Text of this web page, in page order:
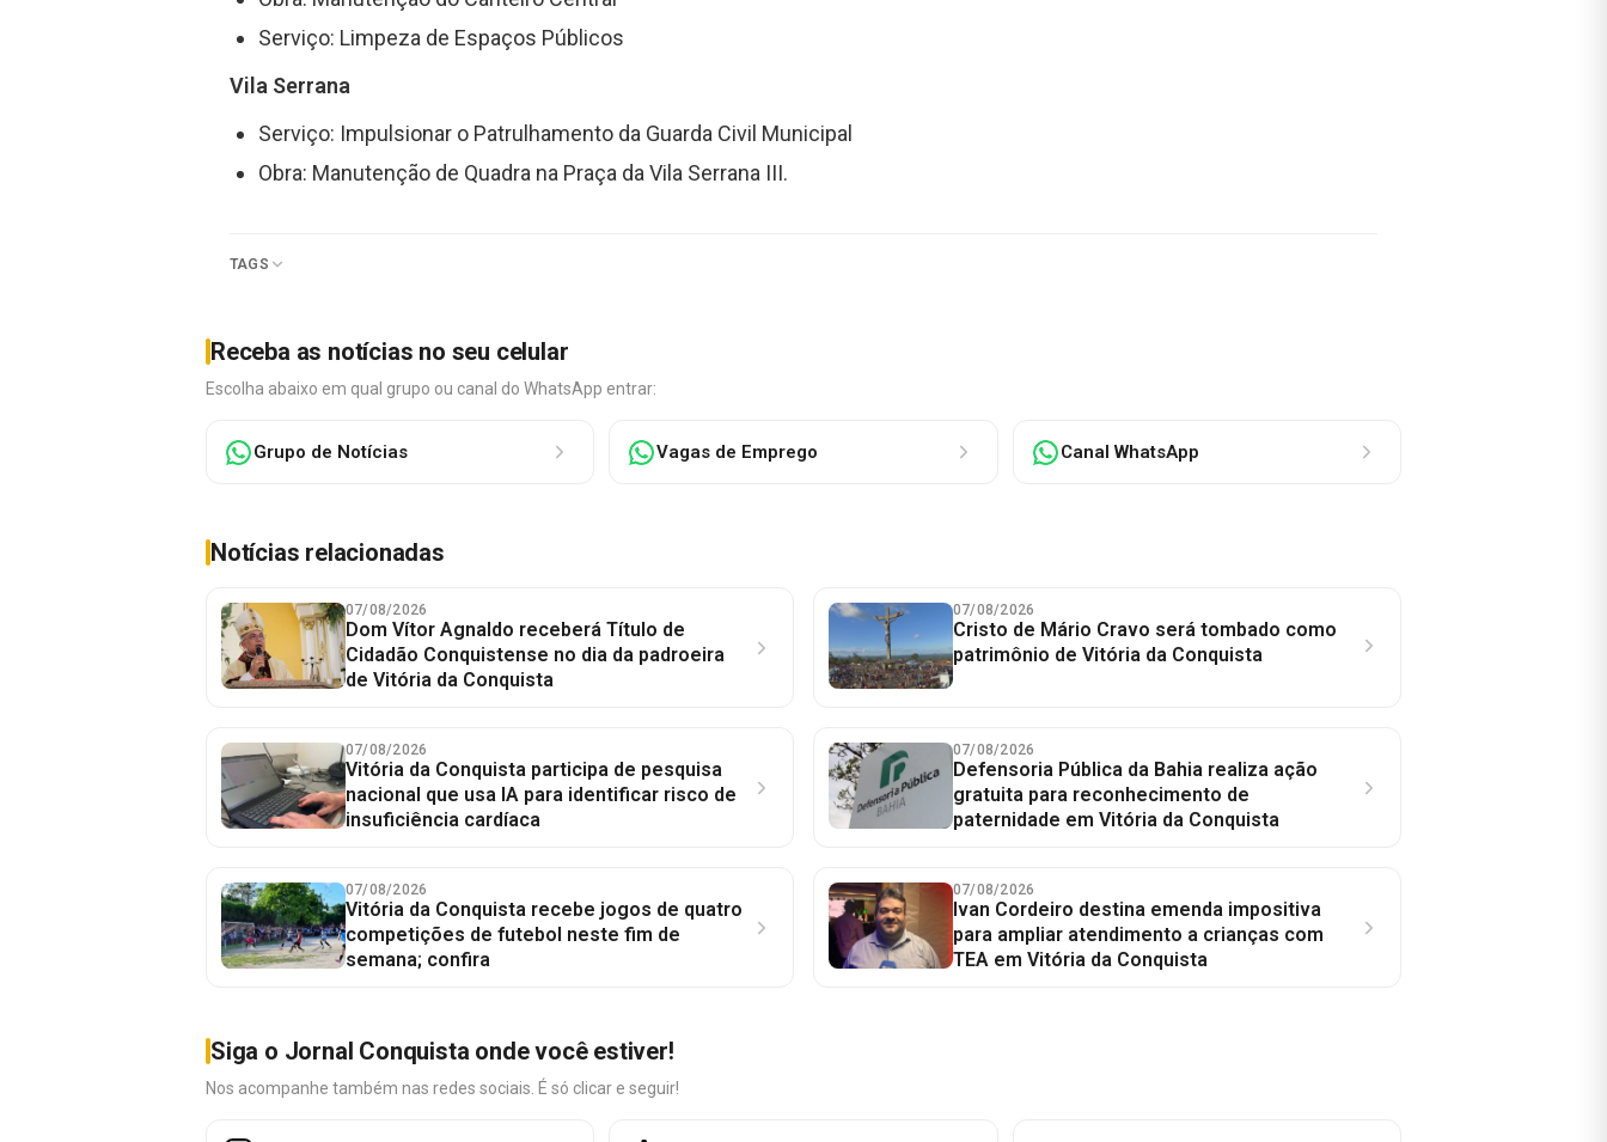
Serviço: Limpeza de Espaços Públicos
Vila Serrana
Serviço: Impulsionar o Patrulhamento da Guarda Civil Municipal
Obra: Manutenção de Quadra na Praça da Vila Serrana III.
TAGS
Receba as notícias no seu celular
Escolha abaixo em qual grupo ou canal do WhatsApp entrar:
Grupo de Notícias Vagas de Emprego Canal WhatsApp
Notícias relacionadas
07/08/2026
Dom Vítor Agnaldo receberá Título de
Cidadão Conquistense no dia da padroeira
de Vitória da Conquista
07/08/2026
Cristo de Mário Cravo será tombado como
patrimônio de Vitória da Conquista
07/08/2026
Vitória da Conquista participa de pesquisa
nacional que usa IA para identificar risco de
insuficiência cardíaca
07/08/2026
Defensoria Pública da Bahia realiza ação
gratuita para reconhecimento de
paternidade em Vitória da Conquista
07/08/2026
Vitória da Conquista recebe jogos de quatro
competições de futebol neste fim de
semana; confira
07/08/2026
Ivan Cordeiro destina emenda impositiva
para ampliar atendimento a crianças com
TEA em Vitória da Conquista
Siga o Jornal Conquista onde você estiver!
Nos acompanhe também nas redes sociais. É só clicar e seguir!